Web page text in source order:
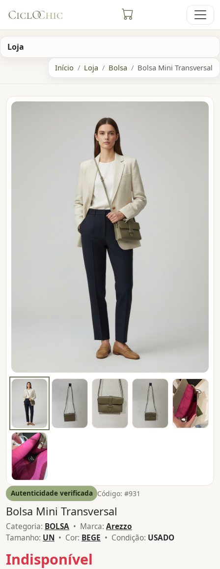
Loja
Início Loja Bolsa Bolsa Mini Transversal
Autenticidade verificada Código: #931
Bolsa Mini Transversal
Categoria: BOLSA • Marca: Arezzo
Tamanho: UN • Cor: BEGE • Condição: USADO
Indisponível